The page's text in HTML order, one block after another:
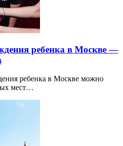
ребенка в Москве —
ребенка в Москве можно
мест…